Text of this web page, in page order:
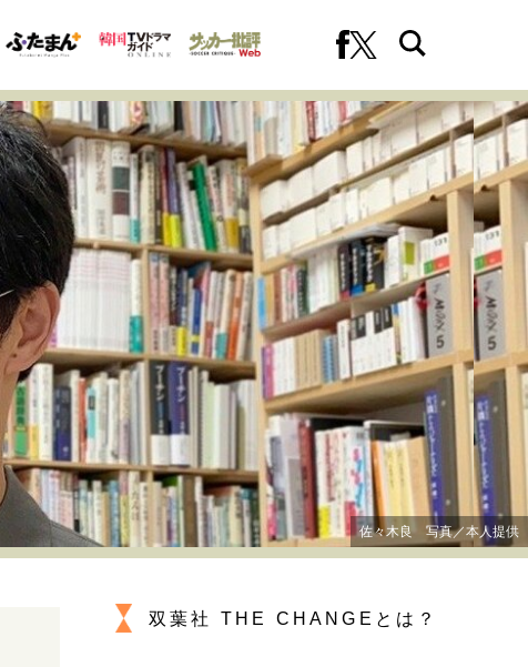
知への挑戦
プロフェッショナルの矜持
ファーストキャリアを拓く
ップが描く未来
佐々木良 写真／本人提供
双葉社 THE CHANGEとは？